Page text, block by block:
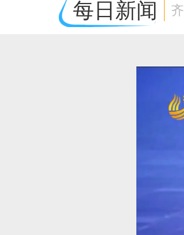
每日新闻